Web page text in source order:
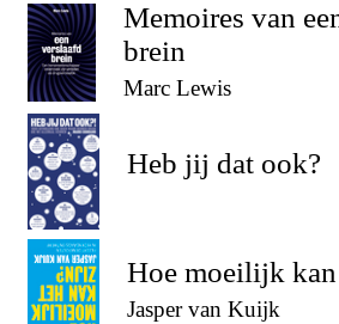
Memoires van
brein
Marc Lewis
Heb jij dat ook?
Hoe moeilijk
Jasper van Kuijk